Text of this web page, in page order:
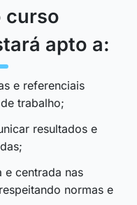
curso
apto a:
e referenciais
trabalho;
resultados e
e centrada nas
normas e